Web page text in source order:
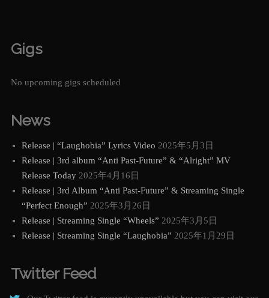
Gigs
No upcoming gigs scheduled
News
Release | “Laughobia” Lyrics Video 2025年5月3日
Release | 3rd album “Anti Past-Future” & “Alright” MV
Release Today 2025年4月16日
Release | 3rd Album “Anti Past-Future” & Streaming Single
“Perfect Enough” 2025年3月26日
Release | Streaming Single “Wheels” 2025年3月5日
Release | Streaming Single “Laughobia” 2025年1月29日
Twitter Feed